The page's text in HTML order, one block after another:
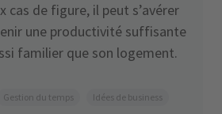
cas de figure, il peut s’avérer
une productivité suffisante
familier que son logement.
Gestion du temps
Idées de business